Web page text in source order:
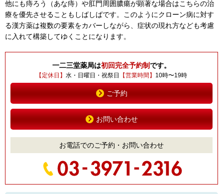
他にも痔ろう（あな痔）や肛門周囲膿瘍が顕著な場合はこちらの治
療を優先させることもしばしばです。このようにクローン病に対す
る漢方薬は複数の要素をカバーしながら、症状の現れ方なども考慮
に入れて構築してゆくことになります。
一二三堂薬局は初回完全予約制です。
【定休日】 水・日曜日・祝祭日 【営業時間】 10時〜19時
ご予約
お問い合わせ
お電話でのご予約・お問い合わせ